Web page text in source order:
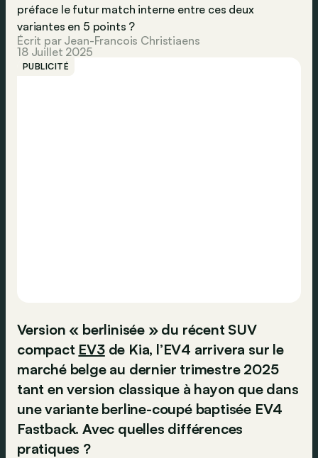
préface le futur match interne entre ces deux
variantes en 5 points ?
Écrit par Jean-Francois Christiaens
18 Juillet 2025
PUBLICITÉ
Version « berlinisée » du récent SUV
compact EV3de Kia, l’EV4 arrivera sur le
marché belge au dernier trimestre 2025
tant en version classique à hayon que dans
une variante berline-coupé baptisée EV4
Fastback. Avec quelles différences
pratiques ?